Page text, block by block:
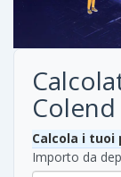
Colend
Calcola i tuoi
Importo da